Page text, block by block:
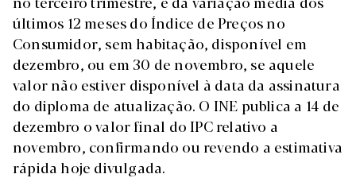
últimos 12 meses do Índice de Preços no
Consumidor, sem habitação, disponível em
dezembro, ou em 30 de novembro, se aquele
valor não estiver disponível à data da assinatura
do diploma de atualização. O INE publica a 14 de
dezembro o valor final do IPC relativo a
novembro, confirmando ou revendo a estimativa
rápida hoje divulgada.